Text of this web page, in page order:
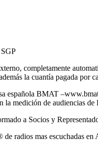
completamente
la cuantía pagada por
española BMAT
la medición de audiencias
a Socios y
radios mas escuchadas